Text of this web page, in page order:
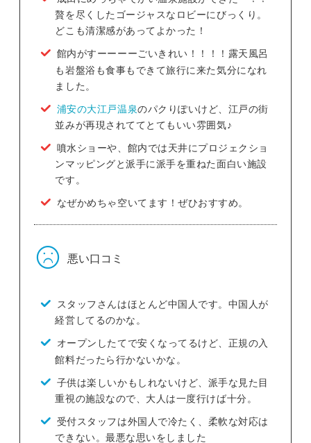
贅を尽くしたゴージャスなロビーにびっくり。
どこも清潔感があってよかった！
館内がすーーーーごいきれい！！！！露天風呂
も岩盤浴も食事もできて旅行に来た気分になれ
ました。
浦安の大江戸温泉のパクりぽいけど、江戸の街
並みが再現されててとてもいい雰囲気♪
噴水ショーや、館内では天井にプロジェクショ
ンマッピングと派手に派手を重ねた面白い施設
です。
なぜかめちゃ空いてます！ぜひおすすめ。
悪い口コミ
スタッフさんはほとんど中国人です。中国人が
経営してるのかな。
オープンしたてで安くなってるけど、正規の入
館料だったら行かないかな。
子供は楽しいかもしれないけど、派手な見た目
重視の施設なので、大人は一度行けば十分。
受付スタッフは外国人で冷たく、柔軟な対応は
できない。最悪な思いをしました